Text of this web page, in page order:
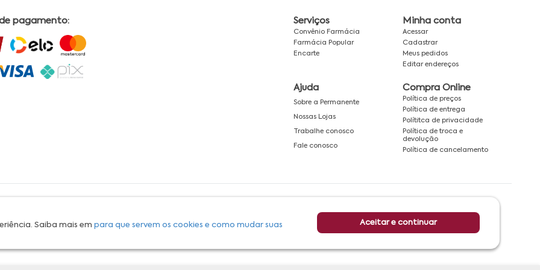
Saiba mais empara que servem os cookies e como mudar suas
Aceitar e continuar
pagamento: Serviços
Convênio Farmácia
Farmácia Popular
Encarte
Minha conta
Acessar
Cadastrar
Meus pedidos
Editar endereços
Ajuda
Sobre a Permanente
Nossas Lojas
Trabalhe conosco
Fale conosco
Compra Online
Política de preços
Política de entrega
Polítitca de privacidade
Política de troca e
devolução
Política de cancelamento
DRUGSTORE|CNPJ: 05.230.009/0009-60 | End: Av. Tomas Espindola nº 630 - Farol
CRF/AL Nº 2558 OBS: Preços exclusivos para produtos comercializados na Loja Virtual da
Email:
de um profissional da área médica. Apenas o médico está capacitado para
um médico deve ser consultado. A Farmácia Permanente trabalha com as
com tranquilidade. A privacidade e a segurança dos clientes são compromissos da
de produto em nosso estoque.